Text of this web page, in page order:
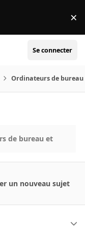
×
Se connecter
Ordinateurs de bureau
de bureau et
un nouveau sujet